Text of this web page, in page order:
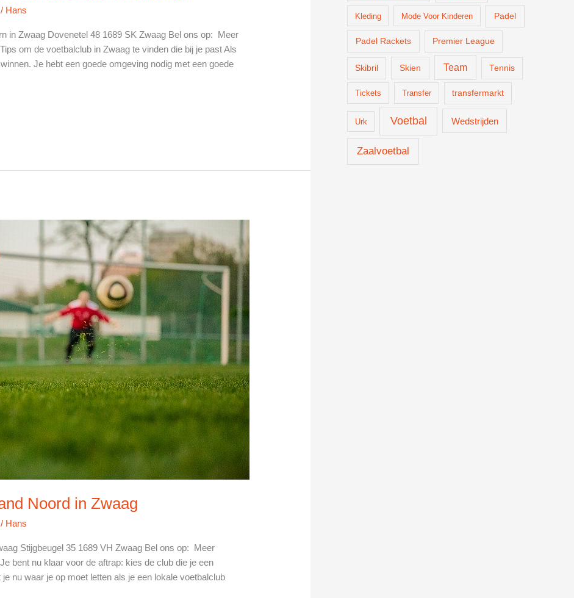
/ Hans
in Zwaag Dovenetel 48 1689 SK Zwaag Bel ons op: Meer
om de voetbalclub in Zwaag te vinden die bij je past Als
Je hebt een goede omgeving nodig met een goede
Noord in Zwaag
/ Hans
Stijgbeugel 35 1689 VH Zwaag Bel ons op: Meer
bent nu klaar voor de aftrap: kies de club die je een
nu waar je op moet letten als je een lokale voetbalclub
Kleding Mode Voor Kinderen Padel
Padel Rackets Premier League
Skibril Skien Team Tennis
Tickets Transfer transfermarkt
Urk Voetbal Wedstrijden
Zaalvoetbal